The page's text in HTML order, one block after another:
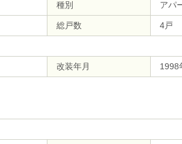
種別 アパ
総戸数 4戸
改装年月 1998